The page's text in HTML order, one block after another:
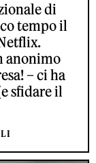
di
tempo il
anonimo
– ci ha
sfidare il